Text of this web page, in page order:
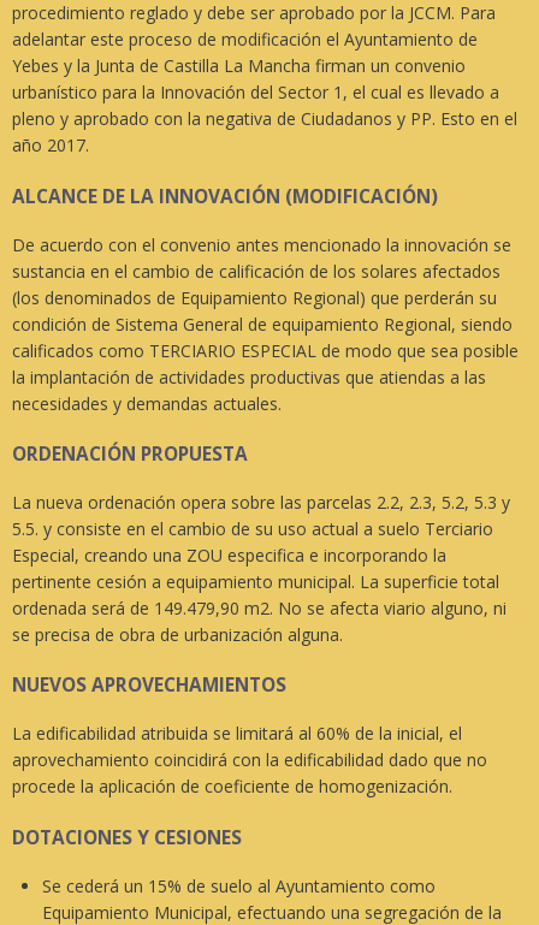
procedimiento reglado y debe ser aprobado por la JCCM. Para
adelantar este proceso de modificación el Ayuntamiento de
Yebes y la Junta de Castilla La Mancha firman un convenio
urbanístico para la Innovación del Sector 1, el cual es llevado a
pleno y aprobado con la negativa de Ciudadanos y PP. Esto en el
año 2017.
ALCANCE DE LA INNOVACIÓN (MODIFICACIÓN)
De acuerdo con el convenio antes mencionado la innovación se
sustancia en el cambio de calificación de los solares afectados
(los denominados de Equipamiento Regional) que perderán su
condición de Sistema General de equipamiento Regional, siendo
calificados como TERCIARIO ESPECIAL de modo que sea posible
la implantación de actividades productivas que atiendas a las
necesidades y demandas actuales.
ORDENACIÓN PROPUESTA
La nueva ordenación opera sobre las parcelas 2.2, 2.3, 5.2, 5.3 y
5.5. y consiste en el cambio de su uso actual a suelo Terciario
Especial, creando una ZOU especifica e incorporando la
pertinente cesión a equipamiento municipal. La superficie total
ordenada será de 149.479,90 m2. No se afecta viario alguno, ni
se precisa de obra de urbanización alguna.
NUEVOS APROVECHAMIENTOS
La edificabilidad atribuida se limitará al 60% de la inicial, el
aprovechamiento coincidirá con la edificabilidad dado que no
procede la aplicación de coeficiente de homogenización.
DOTACIONES Y CESIONES
Se cederá un 15% de suelo al Ayuntamiento como
Equipamiento Municipal, efectuando una segregación de la